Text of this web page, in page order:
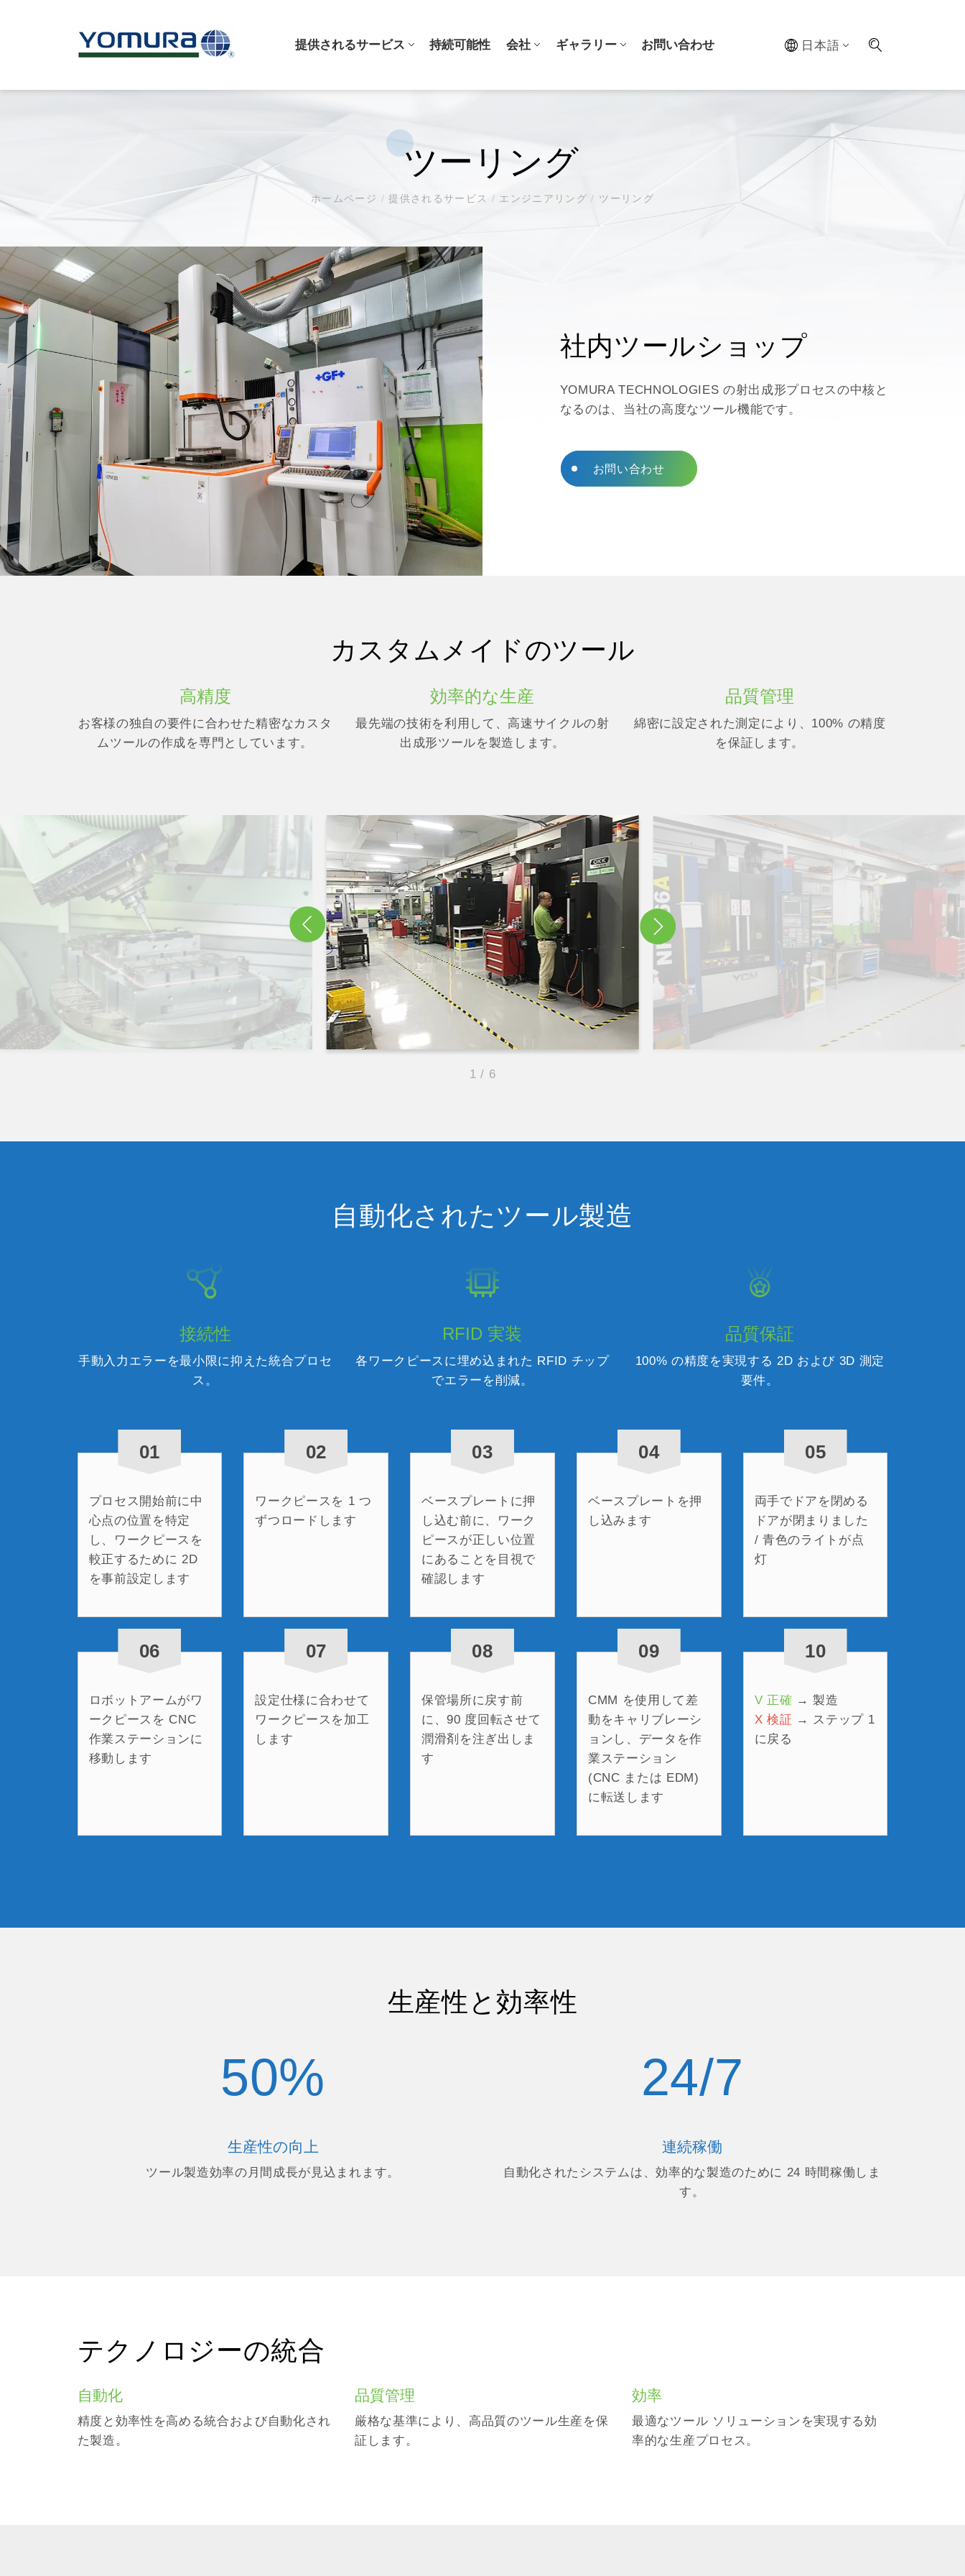
提供されるサービス
オーバーインジェクション成形
マイクロモールディング
インモールドエレクトロニクス
インモールドデコレーション
液体射出成形
光学レンズとライトパイプ
シングルインジェクションモール
金型製造請負
高混合3Dプリント
EMIシールド
金属射出成形
AEROSPACE PARTS
エンジニアリング
3Dプリントエンジニアリングサ
ービス
設計・開発パートナー
マテリアルラボ
プロセス最適化
持続可能性 会社
ヨムラマネジメント
戦略的提携
ニュース
ギャラリー
ギャラリー
3C
医学
航空宇宙
他の
公安
自動車
渋滞
Eスポーツ
AI IOT
お問い合わせ 日本語
ツーリング
ホームページ / 提供されるサービス / エンジニアリング / ツーリング
社内ツールショップ
YOMURA TECHNOLOGIES の射出成形プロセスの中核と
なるのは、当社の高度なツール機能です。
お問い合わせ
カスタムメイドのツール
高精度
お客様の独自の要件に合わせた精密なカスタ
ムツールの作成を専門としています。
効率的な生産
最先端の技術を利用して、高速サイクルの射
出成形ツールを製造します。
品質管理
綿密に設定された測定により、100% の精度
を保証します。
1 / 6
自動化されたツール製造
接続性
手動入力エラーを最小限に抑えた統合プロセ
ス。
RFID 実装
各ワークピースに埋め込まれた RFID チップ
でエラーを削減。
品質保証
100% の精度を実現する 2D および 3D 測定
要件。
01
プロセス開始前に中
心点の位置を特定
し、ワークピースを
較正するために 2D
を事前設定します
02
ワークピースを 1 つ
ずつロードします
03
ベースプレートに押
し込む前に、ワーク
ピースが正しい位置
にあることを目視で
確認します
04
ベースプレートを押
し込みます
05
両手でドアを閉める
ドアが閉まりました
/ 青色のライトが点
灯
06
ロボットアームがワ
ークピースを CNC
作業ステーションに
移動します
07
設定仕様に合わせて
ワークピースを加工
します
08
保管場所に戻す前
に、90 度回転させて
潤滑剤を注ぎ出しま
す
09
CMM を使用して差
動をキャリブレーシ
ョンし、データを作
業ステーション
(CNC または EDM)
に転送します
10
V 正確 → 製造
X 検証 → ステップ 1
に戻る
生産性と効率性
50%
生産性の向上
ツール製造効率の月間成長が見込まれます。
24/7
連続稼働
自動化されたシステムは、効率的な製造のために 24 時間稼働しま
す。
テクノロジーの統合
自動化
精度と効率性を高める統合および自動化され
た製造。
品質管理
厳格な基準により、高品質のツール生産を保
証します。
効率
最適なツール ソリューションを実現する効
率的な生産プロセス。